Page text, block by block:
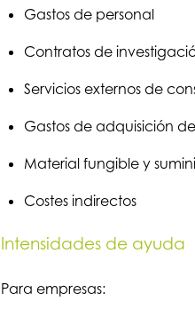
Gastos de personal
Contratos de
Servicios externos de
Gastos de adquisición
Material fungible y
Costes indirectos
Intensidades de ayuda
Para empresas: